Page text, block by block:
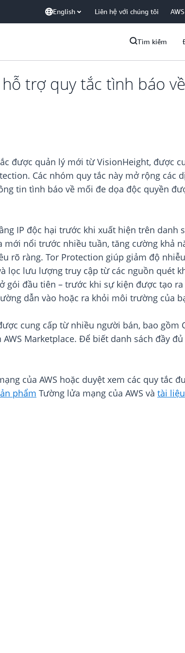
English Liên hệ với chúng tôi
Tìm kiếm
trợ quy tắc tình báo
được quản lý mới từ VisionHeight, được
Các nhóm quy tắc này mở rộng các
tin tình báo về mối đe dọa độc quyền
IP độc hại trước khi xuất hiện trên danh
nổi trước nhiều tuần, tăng cường khả
rõ ràng. Tor Protection giúp giảm độ
lọc lưu lượng truy cập từ các nguồn quét
đầu tiên – trước khi sự kiện được tạo ra
dẫn vào hoặc ra khỏi môi trường của
cung cấp từ nhiều người bán, bao gồm
Marketplace. Để biết danh sách đầy
của AWS hoặc duyệt xem các quy tắc
phẩm Tường lửa mạng của AWS và tài liệu